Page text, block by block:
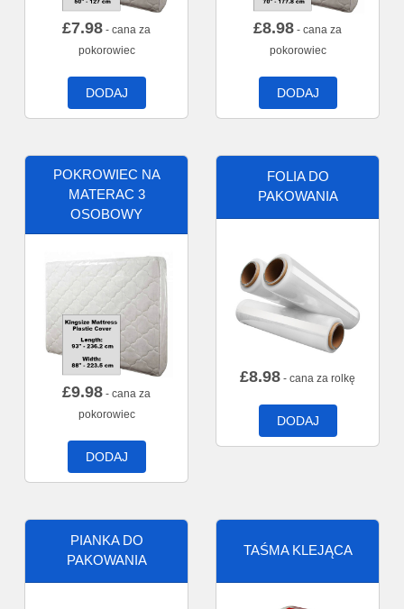
£7.98 - cana za
pokorowiec
DODAJ
£8.98 - cana za
pokorowiec
DODAJ
POKROWIEC NA
MATERAC 3
OSOBOWY
£9.98 - cana za
pokorowiec
DODAJ
FOLIA DO
PAKOWANIA
£8.98 - cana za rolkę
DODAJ
PIANKA DO
PAKOWANIA
TAŚMA KLEJĄCA